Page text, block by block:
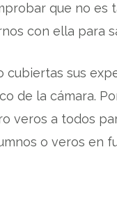
que no es
con ella para
cubiertas sus
de la cámara.
veros a todos
o veros en